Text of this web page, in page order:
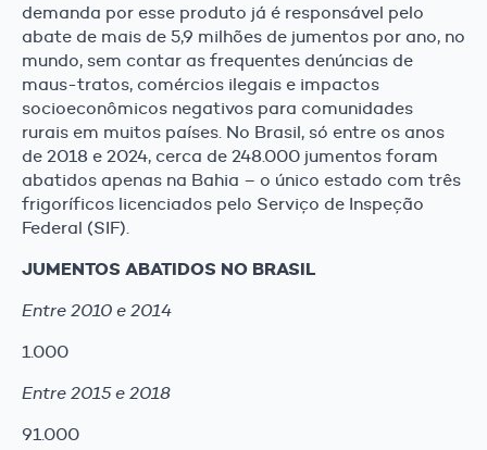
demanda por esse produto já é responsável pelo
abate de mais de 5,9 milhões de jumentos por ano, no
mundo, sem contar as frequentes denúncias de
maus-tratos, comércios ilegais e impactos
socioeconômicos negativos para comunidades
rurais em muitos países. No Brasil, só entre os anos
de 2018 e 2024, cerca de 248.000 jumentos foram
abatidos apenas na Bahia – o único estado com três
frigoríficos licenciados pelo Serviço de Inspeção
Federal (SIF).
JUMENTOS ABATIDOS NO BRASIL
Entre 2010 e 2014
1.000
Entre 2015 e 2018
91.000